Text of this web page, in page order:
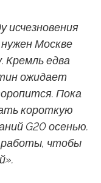
исчезновения
Москве
Кремль едва
ожидает
Пока
короткую
G20 осенью.
работы, чтобы